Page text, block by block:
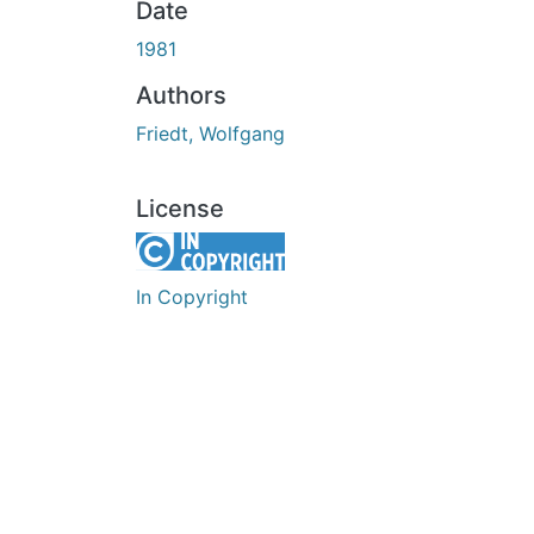
Date
1981
Authors
Friedt, Wolfgang
License
In Copyright